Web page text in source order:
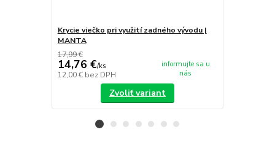
Krycie viečko pri využití zadného vývodu |
MANTA
17,99 €
14,76 €/ks
12,00 € bez DPH
informujte sa u
nás
Zvoliť variant